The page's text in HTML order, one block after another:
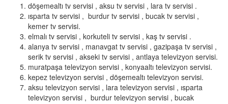
döşemealtı tv servisi , aksu tv servisi , lara tv servisi .
ısparta tv servisi , burdur tv servisi , bucak tv servisi ,
kemer tv servisi.
elmalı tv servisi , korkuteli tv servisi , kaş tv servisi .
alanya tv servisi , manavgat tv servisi , gazipaşa tv servisi ,
serik tv servisi , akseki tv servisi , antlaya televizyon servisi.
muratpaşa televizyon servisi , konyaaltı televizyon servisi.
kepez televizyon servisi , döşemealtı televizyon servisi.
aksu televizyon servisi , lara televizyon servisi , ısparta
televizyon servisi , burdur televizyon servisi , bucak